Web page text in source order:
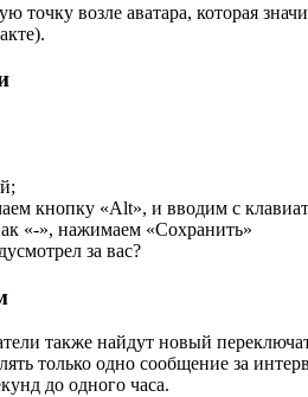
точку возле аватара, которая
кнопку «Alt», и вводим с
«-», нажимаем «Сохранить»
за вас?
также найдут новый
только одно сообщение за
до одного часа.